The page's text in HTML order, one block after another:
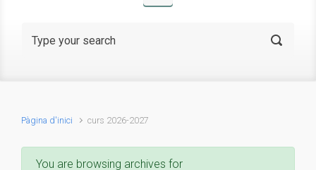
Pàgina d'inici curs 2026-2027
You are browsing archives for